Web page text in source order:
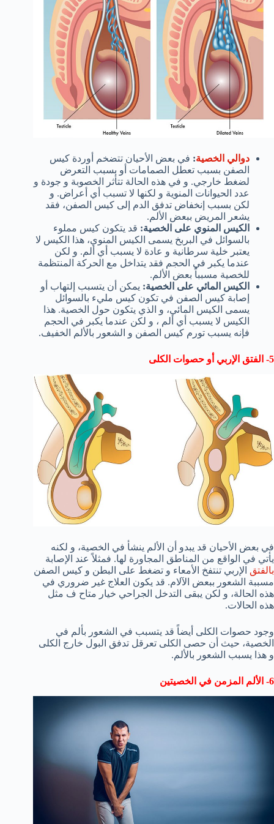
دوالي الخصية: في بعض الأحيان تتضخم أوردة كيس
الصفن بسبب تعطل الصمامات أو بسبب التعرض
لضغط خارجي. و في هذه الحالة تتأثر الخصوبة و جودة و
عدد الحيوانات المنوية و لكنها لا تسبب أي أعراض. و
لكن بسبب إنخفاض تدفق الدم إلى كيس الصفن، فقد
يشعر المريض ببعض الألم.
الكيس المنوي على الخصية: قد يتكون كيس مملوء
بالسوائل في البربخ يسمى الكيس المنوي، هذا الكيس لا
يعتبر خلية سرطانية و عادة لا يسبب أي ألم. و لكن
عندما يكبر في الحجم فقد يتداخل مع الحركة المنتظمة
للخصية مسبباً بعض الألم.
الكيس المائي على الخصية: يمكن أن يتسبب إلتهاب أو
إصابة كيس الصفن في تكون كيس مليء بالسوائل
يسمى الكيس المائي، و الذي يتكون حول الخصية. هذا
الكيس لا يسبب أي ألم ، و لكن عندما يكبر في الحجم
فإنه يسبب تورم كيس الصفن و الشعور بالألم الخفيف.
5- الفتق الإربي أو حصوات الكلى
في بعض الأحيان قد يبدو أن الألم ينشأ في الخصية، و لكنه
يأتي في الواقع من المناطق المجاورة لها. فمثلاً عند الإصابة
بالفتق الإربي تنتفخ الأمعاء و تضغط على البطن و كيس الصفن
مسببة الشعور ببعض الآلام. قد يكون العلاج غير ضروري في
هذه الحالة، و لكن يبقى التدخل الجراحي خيار متاح ف مثل
هذه الحالات.
وجود حصوات الكلى أيضاً قد يتسبب في الشعور بألم في
الخصية، حيث أن حصى الكلى تعرقل تدفق البول خارج الكلى
و هذا يسبب الشعور بالألم.
6- الألم المزمن في الخصيتين